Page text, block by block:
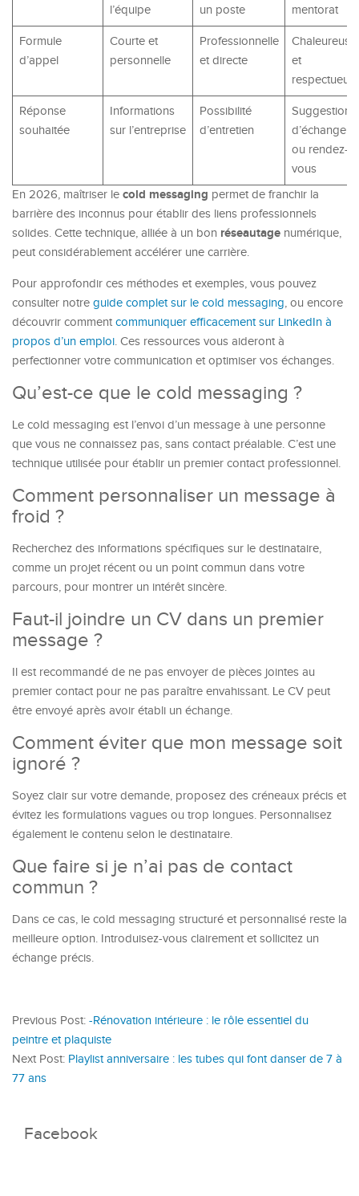
l’équipe un poste mentorat
Formule
d’appel
Courte et
personnelle
Professionnelle
et directe
Chaleureuse
et
Réponse
souhaitée
Informations
sur l’entreprise
Possibilité
d’entretien
Suggestion
d’échange
ou rendez-
vous
En 2026, maîtriser le cold messaging permet de franchir la
barrière des inconnus pour établir des liens professionnels
solides. Cette technique, alliée à un bon réseautage numérique,
peut considérablement accélérer une carrière.
Pour approfondir ces méthodes et exemples, vous pouvez
consulter notre guide complet sur le cold messaging, ou encore
découvrir comment communiquer efficacement sur LinkedIn à
propos d’un emploi. Ces ressources vous aideront à
perfectionner votre communication et optimiser vos échanges.
Qu’est-ce que le cold messaging ?
Le cold messaging est l’envoi d’un message à une personne
que vous ne connaissez pas, sans contact préalable. C’est une
technique utilisée pour établir un premier contact professionnel.
Comment personnaliser un message à
froid ?
Recherchez des informations spécifiques sur le destinataire,
comme un projet récent ou un point commun dans votre
parcours, pour montrer un intérêt sincère.
Faut-il joindre un CV dans un premier
message ?
Il est recommandé de ne pas envoyer de pièces jointes au
premier contact pour ne pas paraître envahissant. Le CV peut
être envoyé après avoir établi un échange.
Comment éviter que mon message soit
ignoré ?
Soyez clair sur votre demande, proposez des créneaux précis et
évitez les formulations vagues ou trop longues. Personnalisez
également le contenu selon le destinataire.
Que faire si je n’ai pas de contact
commun ?
Dans ce cas, le cold messaging structuré et personnalisé reste la
meilleure option. Introduisez-vous clairement et sollicitez un
échange précis.
Previous Post: -Rénovation intérieure : le rôle essentiel du
peintre et plaquiste
Next Post: Playlist anniversaire : les tubes qui font danser de 7 à
77 ans
Facebook